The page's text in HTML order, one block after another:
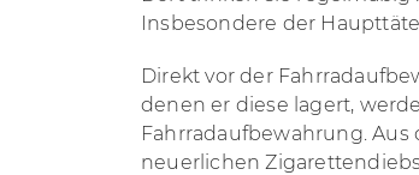
Insbesondere der
Direkt vor der
denen er diese lagert,
Fahrradaufbewahrung.
neuerlichen